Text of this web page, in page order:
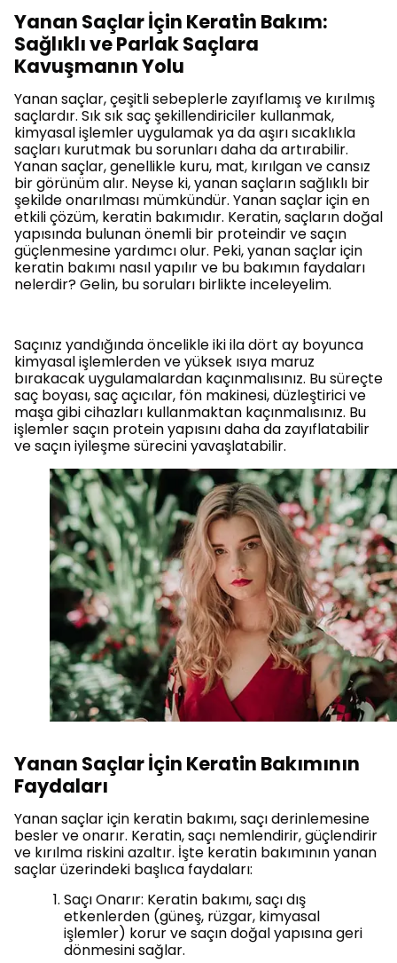
Yanan Saçlar İçin Keratin Bakım:
Sağlıklı ve Parlak Saçlara
Kavuşmanın Yolu
Yanan saçlar, çeşitli sebeplerle zayıflamış ve kırılmış
saçlardır. Sık sık saç şekillendiriciler kullanmak,
kimyasal işlemler uygulamak ya da aşırı sıcaklıkla
saçları kurutmak bu sorunları daha da artırabilir.
Yanan saçlar, genellikle kuru, mat, kırılgan ve cansız
bir görünüm alır. Neyse ki, yanan saçların sağlıklı bir
şekilde onarılması mümkündür. Yanan saçlar için en
etkili çözüm, keratin bakımıdır. Keratin, saçların doğal
yapısında bulunan önemli bir proteindir ve saçın
güçlenmesine yardımcı olur. Peki, yanan saçlar için
keratin bakımı nasıl yapılır ve bu bakımın faydaları
nelerdir? Gelin, bu soruları birlikte inceleyelim.
Saçınız yandığında öncelikle iki ila dört ay boyunca
kimyasal işlemlerden ve yüksek ısıya maruz
bırakacak uygulamalardan kaçınmalısınız. Bu süreçte
saç boyası, saç açıcılar, fön makinesi, düzleştirici ve
maşa gibi cihazları kullanmaktan kaçınmalısınız. Bu
işlemler saçın protein yapısını daha da zayıflatabilir
ve saçın iyileşme sürecini yavaşlatabilir.
Yanan Saçlar İçin Keratin Bakımının
Faydaları
Yanan saçlar için keratin bakımı, saçı derinlemesine
besler ve onarır. Keratin, saçı nemlendirir, güçlendirir
ve kırılma riskini azaltır. İşte keratin bakımının yanan
saçlar üzerindeki başlıca faydaları:
Saçı Onarır: Keratin bakımı, saçı dış
etkenlerden (güneş, rüzgar, kimyasal
işlemler) korur ve saçın doğal yapısına geri
dönmesini sağlar.